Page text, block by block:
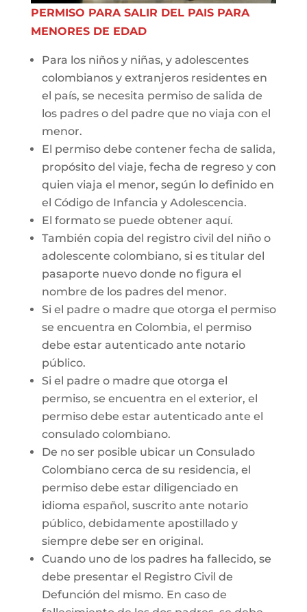
PERMISO PARA SALIR DEL PAIS PARA
MENORES DE EDAD
Para los niños y niñas, y adolescentes
colombianos y extranjeros residentes en
el país, se necesita permiso de salida de
los padres o del padre que no viaja con el
menor.
El permiso debe contener fecha de salida,
propósito del viaje, fecha de regreso y con
quien viaja el menor, según lo definido en
el Código de Infancia y Adolescencia.
El formato se puede obtener aquí.
También copia del registro civil del niño o
adolescente colombiano, si es titular del
pasaporte nuevo donde no figura el
nombre de los padres del menor.
Si el padre o madre que otorga el permiso
se encuentra en Colombia, el permiso
debe estar autenticado ante notario
público.
Si el padre o madre que otorga el
permiso, se encuentra en el exterior, el
permiso debe estar autenticado ante el
consulado colombiano.
De no ser posible ubicar un Consulado
Colombiano cerca de su residencia, el
permiso debe estar diligenciado en
idioma español, suscrito ante notario
público, debidamente apostillado y
siempre debe ser en original.
Cuando uno de los padres ha fallecido, se
debe presentar el Registro Civil de
Defunción del mismo. En caso de